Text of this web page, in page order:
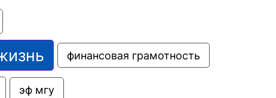
финансовая грамотность
эф мгу